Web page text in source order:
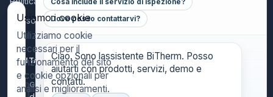
Avviso legale
CONTACT
GENERAL INQUIRIES
Cosa include il servizio di ispezione?
Dove posso contattarvi?
Ciao. Sono lassistente BiTherm. Posso
aiutarti con prodotti, servizi, demo e
contatti.
Usiamo i cookie
Utilizziamo cookie
necessari per il
funzionamento del sito
e cookie opzionali per
analisi e miglioramenti.